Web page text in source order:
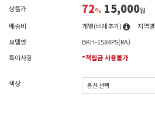
상품가
72% 15,000원
배송비
개별(비례추가)
지역별
모델명
BKH-1584PS(RA)
특이사항
*적립금 사용불가
색상